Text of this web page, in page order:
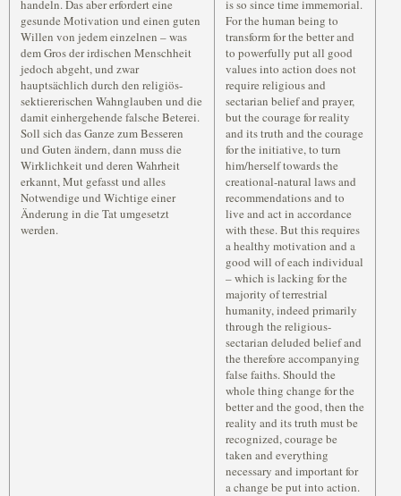
handeln. Das aber erfordert eine
gesunde Motivation und einen guten
Willen von jedem einzelnen – was
dem Gros der irdischen Menschheit
jedoch abgeht, und zwar
hauptsächlich durch den religiös-
sektiererischen Wahnglauben und die
damit einhergehende falsche Beterei.
Soll sich das Ganze zum Besseren
und Guten ändern, dann muss die
Wirklichkeit und deren Wahrheit
erkannt, Mut gefasst und alles
Notwendige und Wichtige einer
Änderung in die Tat umgesetzt
werden.
is so since time immemorial.
For the human being to
transform for the better and
to powerfully put all good
values into action does not
require religious and
sectarian belief and prayer,
but the courage for reality
and its truth and the courage
for the initiative, to turn
him/herself towards the
creational-natural laws and
recommendations and to
live and act in accordance
with these. But this requires
a healthy motivation and a
good will of each individual
– which is lacking for the
majority of terrestrial
humanity, indeed primarily
through the religious-
sectarian deluded belief and
the therefore accompanying
false faiths. Should the
whole thing change for the
better and the good, then the
reality and its truth must be
recognized, courage be
taken and everything
necessary and important for
a change be put into action.